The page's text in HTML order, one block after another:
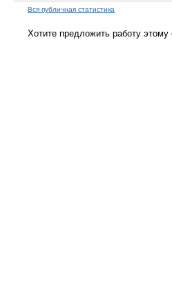
Вся публичная статистика
Хотите предложить работу этому